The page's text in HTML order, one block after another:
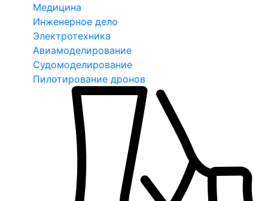
Медицина
Инженерное дело
Электротехника
Авиамоделирование
Судомоделирование
Пилотирование дронов